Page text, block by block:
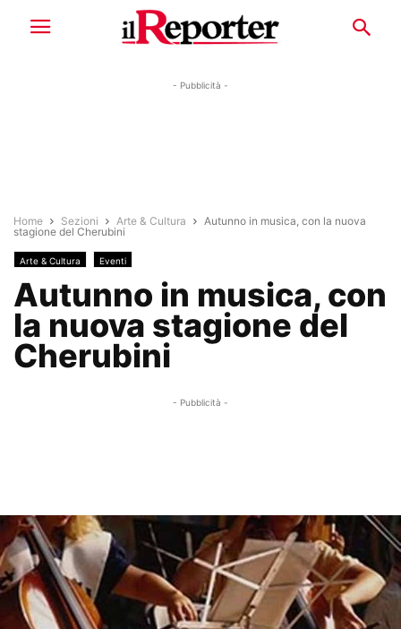
- Pubblicità -
Home Sezioni Arte & Cultura
Autunno in musica, con la nuova
stagione del Cherubini
Arte & Cultura Eventi
Autunno in musica, con
la nuova stagione del
Cherubini
- Pubblicità -